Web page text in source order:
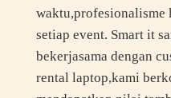
waktu,profesionalisme
setiap event. Smart it
bekerjasama dengan
rental laptop,kami